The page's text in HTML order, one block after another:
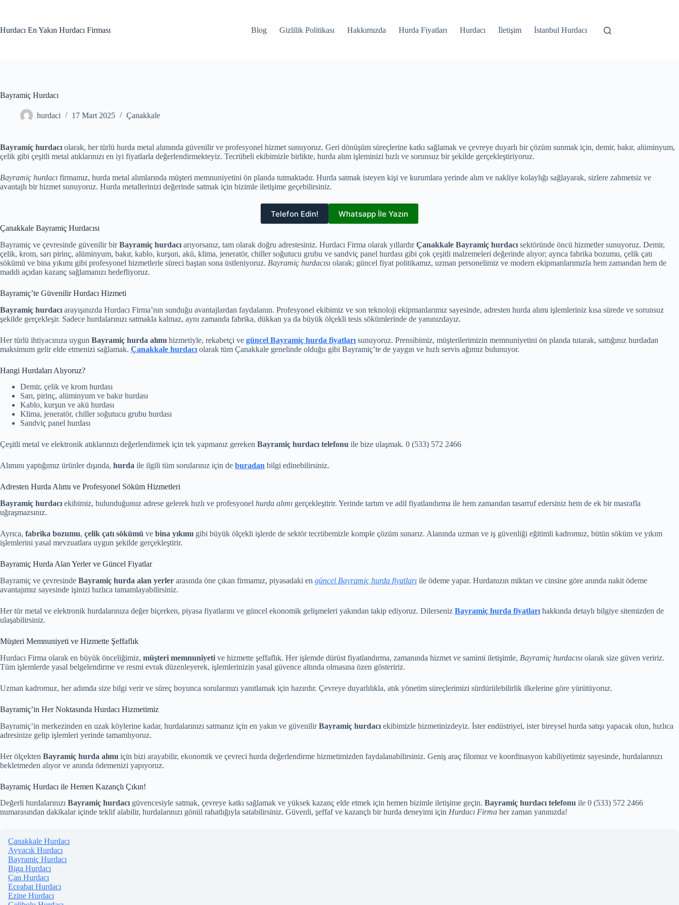
Hurdacı En Yakın Hurdacı Firması
Blog Gizlilik Politikası Hakkımızda Hurda Fiyatları Hurdacı İletişim İstanbul Hurdacı
Bayramiç Hurdacı
hurdaci 17 Mart 2025 Çanakkale
Bayramiç hurdacı olarak, her türlü hurda metal alımında güvenilir ve profesyonel hizmet sunuyoruz. Geri dönüşüm süreçlerine katkı sağlamak ve çevreye duyarlı bir çözüm sunmak için, demir, bakır, alüminyum,
çelik gibi çeşitli metal atıklarınızı en iyi fiyatlarla değerlendirmekteyiz. Tecrübeli ekibimizle birlikte, hurda alım işleminizi hızlı ve sorunsuz bir şekilde gerçekleştiriyoruz.
Bayramiç hurdacı firmamız, hurda metal alımlarında müşteri memnuniyetini ön planda tutmaktadır. Hurda satmak isteyen kişi ve kurumlara yerinde alım ve nakliye kolaylığı sağlayarak, sizlere zahmetsiz ve
avantajlı bir hizmet sunuyoruz. Hurda metallerinizi değerinde satmak için bizimle iletişime geçebilirsiniz.
Telefon Edin! Whatsapp İle Yazın
Çanakkale Bayramiç Hurdacısı
Bayramiç ve çevresinde güvenilir birBayramiç hurdacı arıyorsanız, tam olarak doğru adrestesiniz. Hurdacı Firma olarak yıllardırÇanakkale Bayramiç hurdacı sektöründe öncü hizmetler sunuyoruz. Demir,
çelik, krom, sarı pirinç, alüminyum, bakır, kablo, kurşun, akü, klima, jeneratör, chiller soğutucu grubu ve sandviç panel hurdası gibi çok çeşitli malzemeleri değerinde alıyor; ayrıca fabrika bozumu, çelik çatı
sökümü ve bina yıkımı gibi profesyonel hizmetlerle süreci baştan sona üstleniyoruz. Bayramiç hurdacısı olarak; güncel fiyat politikamız, uzman personelimiz ve modern ekipmanlarımızla hem zamandan hem de
maddi açıdan kazanç sağlamanızı hedefliyoruz.
Bayramiç’te Güvenilir Hurdacı Hizmeti
Bayramiç hurdacı arayışınızda Hurdacı Firma’nın sunduğu avantajlardan faydalanın. Profesyonel ekibimiz ve son teknoloji ekipmanlarımız sayesinde, adresten hurda alımı işlemleriniz kısa sürede ve sorunsuz
şekilde gerçekleşir. Sadece hurdalarınızı satmakla kalmaz, aynı zamanda fabrika, dükkan ya da büyük ölçekli tesis sökümlerinde de yanınızdayız.
Her türlü ihtiyacınıza uygun Bayramiç hurda alımı hizmetiyle, rekabetçi ve güncel Bayramiç hurda fiyatları sunuyoruz. Prensibimiz, müşterilerimizin memnuniyetini ön planda tutarak, sattığınız hurdadan
maksimum gelir elde etmenizi sağlamak. Çanakkale hurdacı olarak tüm Çanakkale genelinde olduğu gibi Bayramiç’te de yaygın ve hızlı servis ağımız bulunuyor.
Hangi Hurdaları Alıyoruz?
Demir, çelik ve krom hurdası
Sarı, pirinç, alüminyum ve bakır hurdası
Kablo, kurşun ve akü hurdası
Klima, jeneratör, chiller soğutucu grubu hurdası
Sandviç panel hurdası
Çeşitli metal ve elektronik atıklarınızı değerlendirmek için tek yapmanız gereken Bayramiç hurdacı telefonu ile bize ulaşmak. 0 (533) 572 2466
Alımını yaptığımız ürünler dışında, hurda ile ilgili tüm sorularınız için de buradan bilgi edinebilirsiniz.
Adresten Hurda Alımı ve Profesyonel Söküm Hizmetleri
Bayramiç hurdacı ekibimiz, bulunduğunuz adrese gelerek hızlı ve profesyonel hurda alımı gerçekleştirir. Yerinde tartım ve adil fiyatlandırma ile hem zamandan tasarruf edersiniz hem de ek bir masrafla
uğraşmazsınız.
Ayrıca, fabrika bozumu, çelik çatı sökümü ve bina yıkımı gibi büyük ölçekli işlerde de sektör tecrübemizle komple çözüm sunarız. Alanında uzman ve iş güvenliği eğitimli kadromuz, bütün söküm ve yıkım
işlemlerini yasal mevzuatlara uygun şekilde gerçekleştirir.
Bayramiç Hurda Alan Yerler ve Güncel Fiyatlar
Bayramiç ve çevresinde Bayramiç hurda alan yerler arasında öne çıkan firmamız, piyasadaki en güncel Bayramiç hurda fiyatları ile ödeme yapar. Hurdanızın miktarı ve cinsine göre anında nakit ödeme
avantajımız sayesinde işinizi hızlıca tamamlayabilirsiniz.
Her tür metal ve elektronik hurdalarınıza değer biçerken, piyasa fiyatlarını ve güncel ekonomik gelişmeleri yakından takip ediyoruz. Dilerseniz Bayramiç hurda fiyatları hakkında detaylı bilgiye sitemizden de
ulaşabilirsiniz.
Müşteri Memnuniyeti ve Hizmette Şeffaflık
Hurdacı Firma olarak en büyük önceliğimiz, müşteri memnuniyeti ve hizmette şeffaflık. Her işlemde dürüst fiyatlandırma, zamanında hizmet ve samimi iletişimle, Bayramiç hurdacısı olarak size güven veririz.
Tüm işlemlerde yasal belgelendirme ve resmi evrak düzenleyerek, işlemlerinizin yasal güvence altında olmasına özen gösteririz.
Uzman kadromuz, her adımda size bilgi verir ve süreç boyunca sorularınızı yanıtlamak için hazırdır. Çevreye duyarlılıkla, atık yönetim süreçlerimizi sürdürülebilirlik ilkelerine göre yürütüyoruz.
Bayramiç’in Her Noktasında Hurdacı Hizmetimiz
Bayramiç’in merkezinden en uzak köylerine kadar, hurdalarınızı satmanız için en yakın ve güvenilirBayramiç hurdacı ekibimizle hizmetinizdeyiz. İster endüstriyel, ister bireysel hurda satışı yapacak olun, hızlıca
adresinize gelip işlemleri yerinde tamamlıyoruz.
Her ölçekten Bayramiç hurda alımı için bizi arayabilir, ekonomik ve çevreci hurda değerlendirme hizmetimizden faydalanabilirsiniz. Geniş araç filomuz ve koordinasyon kabiliyetimiz sayesinde, hurdalarınızı
bekletmeden alıyor ve anında ödemenizi yapıyoruz.
Bayramiç Hurdacı ile Hemen Kazançlı Çıkın!
Değerli hurdalarınızı Bayramiç hurdacı güvencesiyle satmak, çevreye katkı sağlamak ve yüksek kazanç elde etmek için hemen bizimle iletişime geçin. Bayramiç hurdacı telefonu ile 0 (533) 572 2466
numarasından dakikalar içinde teklif alabilir, hurdalarınızı gönül rahatlığıyla satabilirsiniz. Güvenli, şeffaf ve kazançlı bir hurda deneyimi için Hurdacı Firma her zaman yanınızda!
Çanakkale Hurdacı
Ayvacık Hurdacı
Bayramiç Hurdacı
Biga Hurdacı
Çan Hurdacı
Eceabat Hurdacı
Ezine Hurdacı